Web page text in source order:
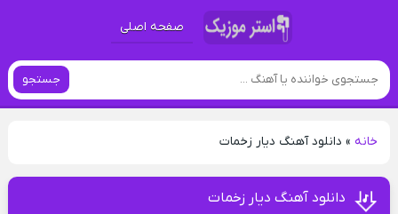
صفحه اصلی
جستجو
خانه» دانلود آهنگ دیار زخمات
دانلود آهنگ دیار زخمات